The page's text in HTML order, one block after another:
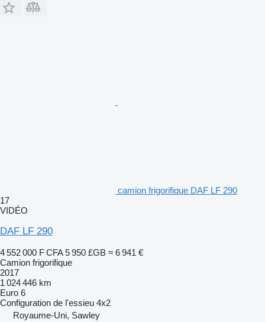
camion frigorifique DAF LF 290
17
VIDÉO
DAF LF 290
4 552 000 F CFA 5 950 £GB ≈ 6 941 €
Camion frigorifique
2017
1 024 446 km
Euro 6
Configuration de l'essieu 4x2
Royaume-Uni, Sawley